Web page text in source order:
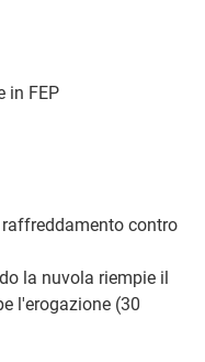
in FEP
contro
la nuvola riempie il
l'erogazione (30